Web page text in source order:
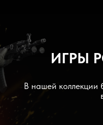
ИГРЫ
В нашей коллекции